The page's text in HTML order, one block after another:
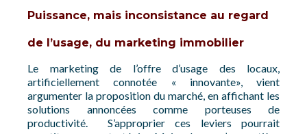
Puissance, mais inconsistance au regard
de l’usage, du marketing immobilier
Le marketing de l’offre d’usage des locaux,
artificiellement connotée « innovante», vient
argumenter la proposition du marché, en affichant les
solutions annoncées comme porteuses de
productivité. S’approprier ces leviers pourrait